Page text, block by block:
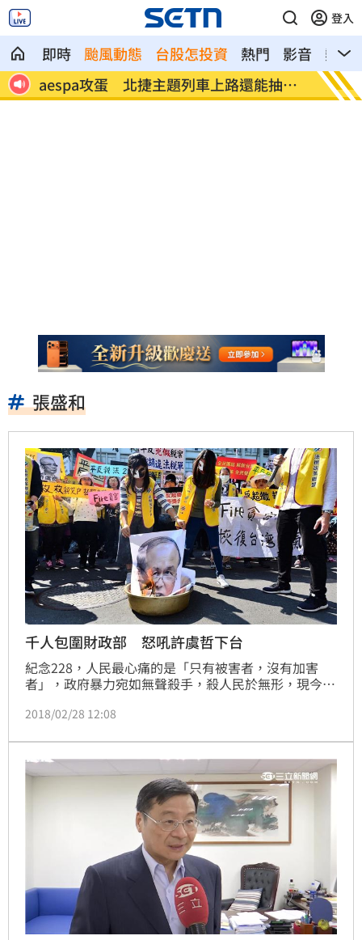
登入
即時 颱風動態 台股怎投資 熱門 影音
熱搜
機
談城市願景！沈伯洋點出這區「兩個世
界」
《不
命
張盛和
千人包圍財政部 怒吼許虞哲下台
紀念228，人民最心痛的是「只有被害者，沒有加害
者」，政府暴力宛如無聲殺手，殺人民於無形，現今台
議行動，2月27日一早近千名抗議群眾從監察院、自由
前部長張盛和等財稅幫大型面具、反諷漫畫遊行。
2018/02/28 12:08